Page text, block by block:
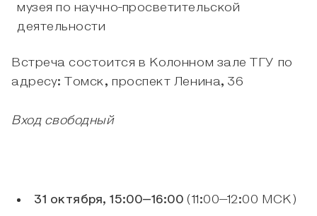
музея по научно-просветительской
деятельности
Встреча состоится в Колонном зале ТГУ по
адресу: Томск, проспект Ленина, 36
Вход свободный
31 октября, 15:00–16:00 (11:00–12:00 МСК)